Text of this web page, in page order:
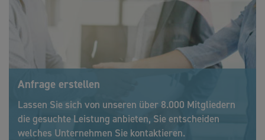
Anfrage erstellen
Lassen Sie sich von unseren über 8.000 Mitgliedern
die gesuchte Leistung anbieten, Sie entscheiden
welches Unternehmen Sie kontaktieren.